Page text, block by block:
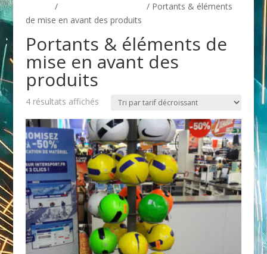
/
/ Portants & éléments
de mise en avant des produits
Portants & éléments de
mise en avant des
produits
4 résultats affichésTrié
prix
décroissant